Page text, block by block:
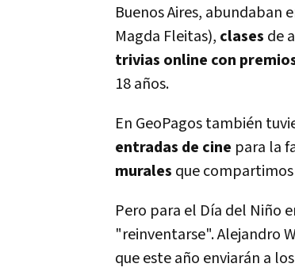
Buenos Aires, abundaban
Magda Fleitas), clases de
trivias online con
18 años.
En GeoPagos también
entradas de cine para la
murales que
Pero para el Día del Niño
"reinventarse". Alejandro
que este año enviarán a